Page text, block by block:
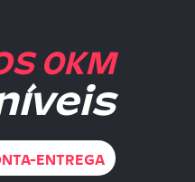
0KM
ENTREGA